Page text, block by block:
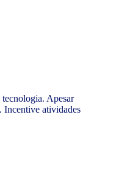
Apesar
Incentive atividades